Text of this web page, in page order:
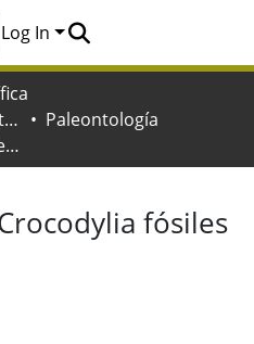
All of Naturalis
Log In
Facultad de Ciencias Naturales y Museo
Paleontología
Los Crocodylia fósiles de la Argentina
fósiles